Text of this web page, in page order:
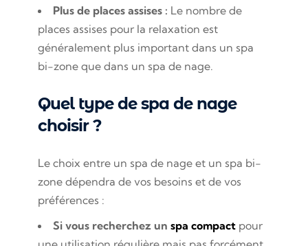
Plus de places assises : Le nombre de
places assises pour la relaxation est
généralement plus important dans un spa
bi-zone que dans un spa de nage.
Quel type de spa de nage
choisir ?
Le choix entre un spa de nage et un spa bi-
zone dépendra de vos besoins et de vos
préférences :
Si vous recherchez un spa compact pour